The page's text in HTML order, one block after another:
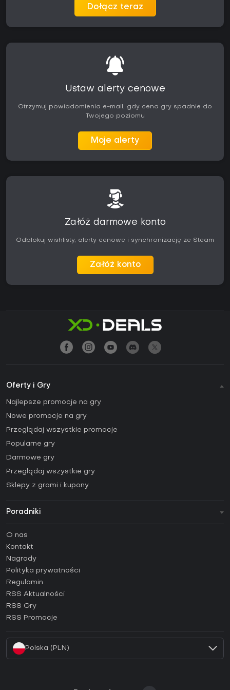
Dołącz teraz
Ustaw alerty cenowe
Otrzymuj powiadomienia e-mail, gdy cena gry spadnie do
Twojego poziomu
Moje alerty
Załóż darmowe konto
Odblokuj wishlisty, alerty cenowe i synchronizację ze Steam
Załóż konto
Oferty i Gry
Najlepsze promocje na gry
Nowe promocje na gry
Przeglądaj wszystkie promocje
Popularne gry
Darmowe gry
Przeglądaj wszystkie gry
Sklepy z grami i kupony
Poradniki
Poradniki
Jak aktywować klucz Steam (CD Key)?
Jak aktywować klucz Epic Games (CD Key)?
Jak aktywować klucz GOG (CD Key)?
Jak aktywować klucz Ubisoft Connect (CD Key)?
O nas
Kontakt
Nagrody
Polityka prywatności
Regulamin
RSS Aktualności
RSS Gry
RSS Promocje
Polska (PLN)